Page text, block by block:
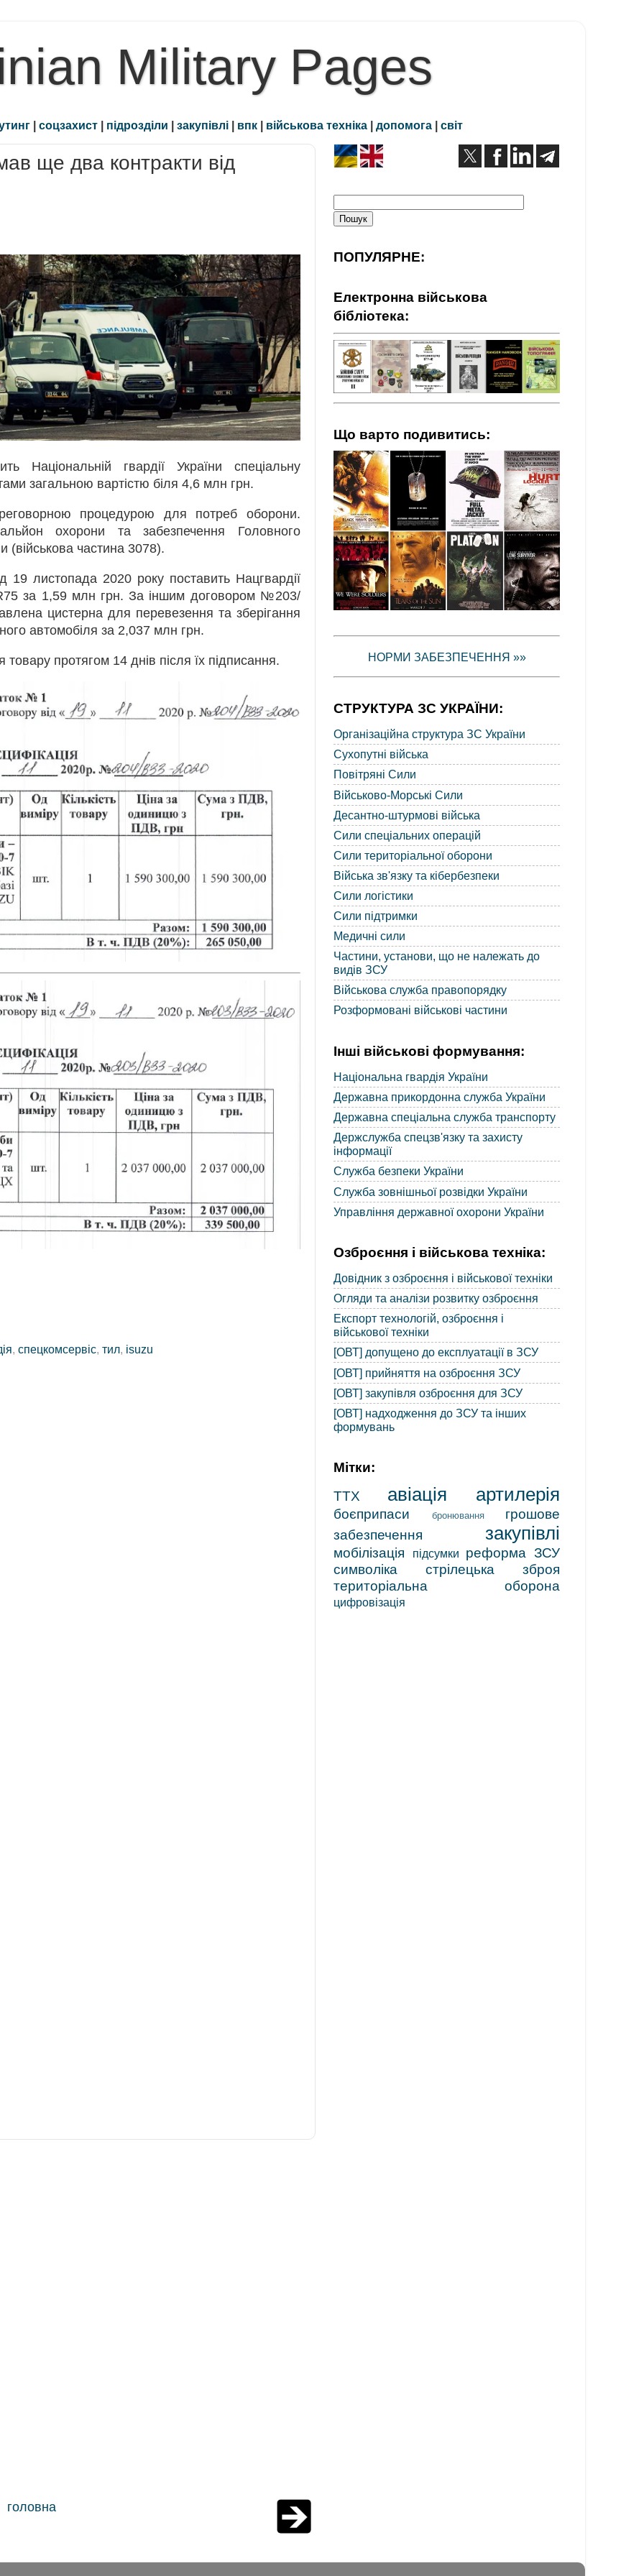
Military Pages
| соцзахист | підрозділи | закупівлі | впк | військова техніка | допомога | світ
ще два контракти від
Національній гвардії України спеціальну
загальною вартістю біля 4,6 млн грн.
процедурою для потреб оборони.
охорони та забезпечення Головного
(військова частина 3078).
листопада 2020 року поставить Нацгвардії
за 1,59 млн грн. За іншим договором №203/
цистерна для перевезення та зберігання
автомобіля за 2,037 млн грн.
протягом 14 днів після їх підписання.
спецкомсервіс тил isuzu
головна
ПОПУЛЯРНЕ:
Електронна військова
бібліотека:
Що варто подивитись:
НОРМИ ЗАБЕЗПЕЧЕННЯ »»
СТРУКТУРА ЗС УКРАЇНИ:
Організаційна структура ЗС України
Сухопутні війська
Повітряні Сили
Військово-Морські Сили
Десантно-штурмові війська
Сили спеціальних операцій
Сили територіальної оборони
Війська зв'язку та кібербезпеки
Сили логістики
Сили підтримки
Медичні сили
Частини, установи, що не належать до
видів ЗСУ
Військова служба правопорядку
Розформовані військові частини
Інші військові формування:
Національна гвардія України
Державна прикордонна служба України
Державна спеціальна служба транспорту
Держслужба спецзв'язку та захисту
інформації
Служба безпеки України
Служба зовнішньої розвідки України
Управління державної охорони України
Озброєння і військова техніка:
Довідник з озброєння і військової техніки
Огляди та аналізи розвитку озброєння
Експорт технологій, озброєння і
військової техніки
[ОВТ] допущено до експлуатації в ЗСУ
[ОВТ] прийняття на озброєння ЗСУ
[ОВТ] закупівля озброєння для ЗСУ
[ОВТ] надходження до ЗСУ та інших
формувань
Мітки:
ТТХ авіація артилерія
боєприпаси бронювання
грошове
забезпечення
закупівлі
мобілізація підсумки
реформа ЗСУ
символіка
стрілецька зброя
територіальна оборона
цифровізація